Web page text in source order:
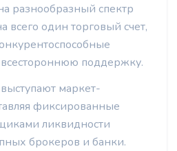
разнообразный спектр
всего один торговый счет,
поддержку.
маркет-
фиксированные
ликвидности
брокеров и банки.